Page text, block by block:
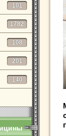
101
1782
108
201
140